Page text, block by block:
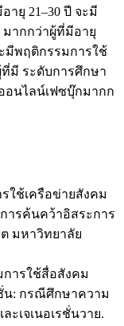
ยุ 21–30 ปี จะมี
ากกว่าผู้ที่มีอายุ
มีพฤติกรรมการใช้
มี ระดับการศึกษา
นไลน์เฟซบุ๊กมากก
ใช้เครือข่ายสังคม
ารค้นคว้าอิสระการ
มหาวิทยาลัย
ารใช้สื่อสังคม
น: กรณีศึกษาความ
ะเจเนอเรชั่นวาย.